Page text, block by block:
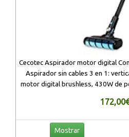
Cecotec Aspirador motor digital
Aspirador sin cables 3 en 1:
motor digital brushless, 430W de
Mostrar